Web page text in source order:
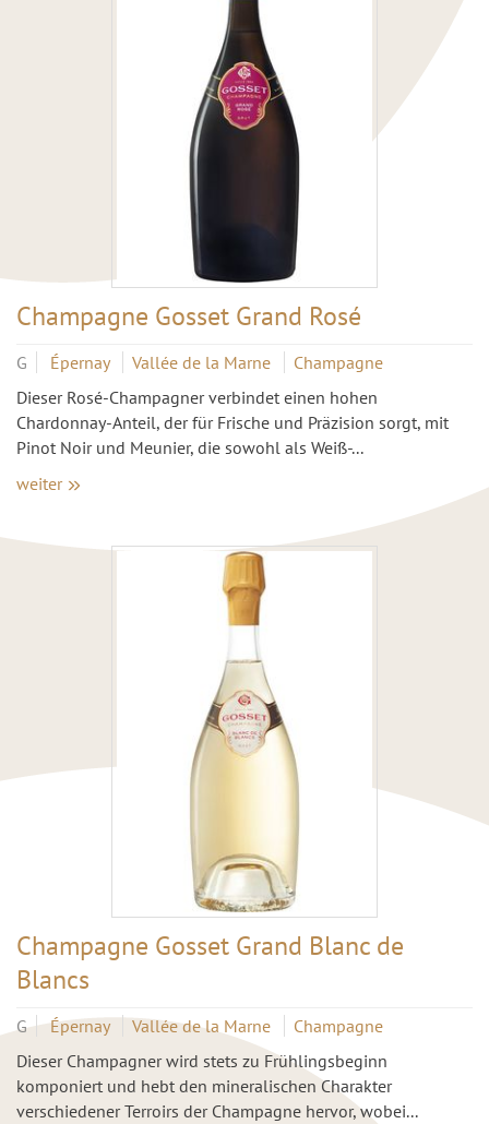
Champagne Gosset Grand Rosé
G Épernay Vallée de la Marne
Champagne
Dieser Rosé-Champagner verbindet einen hohen
Chardonnay-Anteil, der für Frische und Präzision sorgt, mit
Pinot Noir und Meunier, die sowohl als Weiß-...
weiter
Champagne Gosset Grand Blanc de
Blancs
G Épernay Vallée de la Marne
Champagne
Dieser Champagner wird stets zu Frühlingsbeginn
komponiert und hebt den mineralischen Charakter
verschiedener Terroirs der Champagne hervor, wobei...